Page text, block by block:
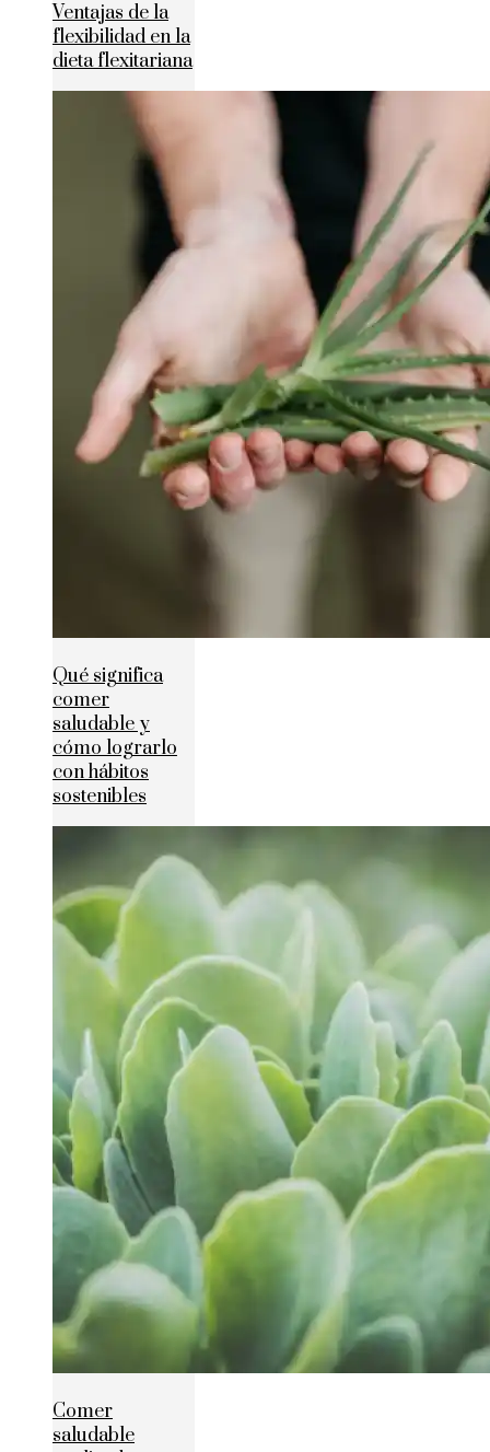
Ventajas de la
flexibilidad en la
dieta flexitariana
Qué significa
comer
saludable y
cómo lograrlo
con hábitos
sostenibles
Comer
saludable